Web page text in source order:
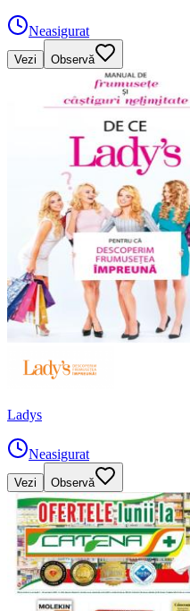
Neasigurat
Vezi Observă
Ladys
Neasigurat
Vezi Observă